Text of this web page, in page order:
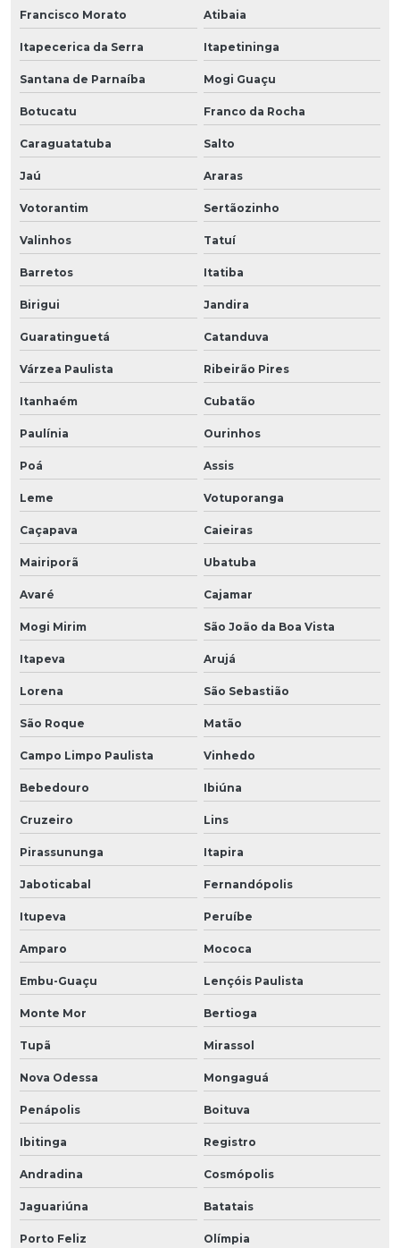
Francisco Morato Atibaia
Itapecerica da Serra Itapetininga
Santana de Parnaíba Mogi Guaçu
Botucatu Franco da Rocha
Caraguatatuba Salto
Jaú Araras
Votorantim Sertãozinho
Valinhos Tatuí
Barretos Itatiba
Birigui Jandira
Guaratinguetá Catanduva
Várzea Paulista Ribeirão Pires
Itanhaém Cubatão
Paulínia Ourinhos
Poá Assis
Leme Votuporanga
Caçapava Caieiras
Mairiporã Ubatuba
Avaré Cajamar
Mogi Mirim São João da Boa Vista
Itapeva Arujá
Lorena São Sebastião
São Roque Matão
Campo Limpo Paulista Vinhedo
Bebedouro Ibiúna
Cruzeiro Lins
Pirassununga Itapira
Jaboticabal Fernandópolis
Itupeva Peruíbe
Amparo Mococa
Embu-Guaçu Lençóis Paulista
Monte Mor Bertioga
Tupã Mirassol
Nova Odessa Mongaguá
Penápolis Boituva
Ibitinga Registro
Andradina Cosmópolis
Jaguariúna Batatais
Porto Feliz Olímpia